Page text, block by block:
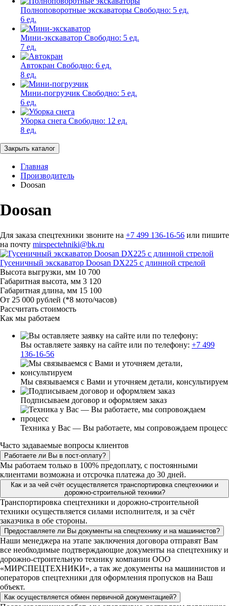
Полноповоротные экскаваторы Свободно: 5 ед.
6 ед.
Мини-экскаватор Свободно: 5 ед.
7 ед.
Автокран Свободно: 6 ед.
8 ед.
Мини-погрузчик Свободно: 5 ед.
6 ед.
Уборка снега Свободно: 12 ед.
8 ед.
Закрыть каталог
Главная
Производитель
Doosan
Doosan
Для заказа спецтехники звоните на +7 499 136-16-56 или пишите
на почту mirspectehniki@bk.ru
Гусеничный экскаватор Doosan DX225 с длинной стрелой
Высота выгрузки, мм 10 700
Габаритная высота, мм 3 120
Габаритная длина, мм 15 100
От 25 000 рублей (*8 мото/часов)
Рассчитать стоимость
Как мы работаем
Вы оставляете заявку на сайте или по телефону: +7 499
136-16-56
Мы связываемся с Вами и уточняем детали, консультируем
Подписываем договор и оформляем заказ
Техника у Вас — Вы работаете, мы сопровождаем процесс
Часто задаваемые вопросы клиентов
Работаете ли Вы в пост-оплату?
Мы работаем только в 100% предоплату, с постоянными
клиентами возможна и отсрочка платежа до 30 дней.
Как и за чей счёт осуществляется транспортировка спецтехники и
дорожно-строительной техники?
Транспортировка спецтехники и дорожно-строительной
техники осуществляется силами исполнителя, и за счёт
заказчика в обе стороны.
Предоставляете ли Вы документы на спецтехнику и на машинистов?
Наши менеджера на этапе заключения договора отправят Вам
все необходимые подтверждающие документы на спецтехнику и
дорожно-строительную технику компании ООО
«МИРСПЕЦТЕХНИКИ», а так же документы на машинистов и
операторов спецтехники для оформления пропусков на Ваш
объект.
Как осуществляется обмен первичной документацией?